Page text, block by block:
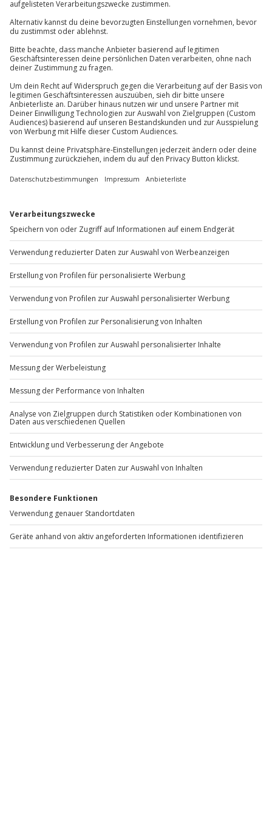
01 205 19 24
Kontakt & FAQ
Jochen SchweizerGmbH
Mühldorfstraße 8
81671 München
Du erreichst uns telefonisch zu folgenden Zeiten,
Du möchtest als Firma bestellen?
Sichere Dir attraktive Firmenkunden Vorteile.
+49 89 / 60 60 89 700
Mo-Fr: 9-17 Uhr
b2b@jochen-schweizer.de
www.b2b.jochen-schweizer.de/
Artikelnummer:43608
Andere Produkte entdecken
-15% CLUB DEAL
Mittelalterliche
-15% CLUB DEAL
Glamping Meckenbeuren